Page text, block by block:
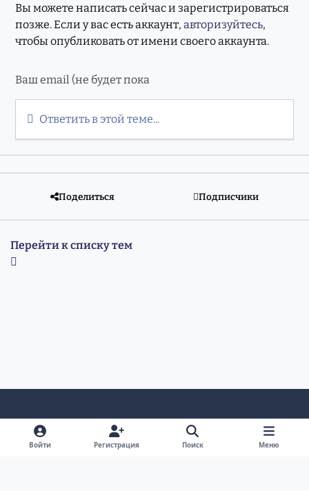
Вы можете написать сейчас и зарегистрироваться
позже. Если у вас есть аккаунт,авторизуйтесь,
чтобы опубликовать от имени своего аккаунта.
Ответить в этой теме...
Поделиться Подписчики
Перейти к списку тем
Светлый режим
Темный режим
Системные предпочтения
v
Войти Регистрация Поиск Меню